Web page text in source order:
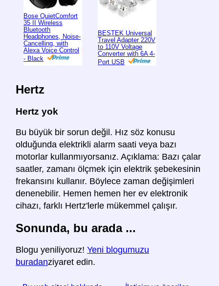
Bose QuietComfort
35 II Wireless
Bluetooth
Headphones, Noise-
Cancelling, with
Alexa Voice Control
- Black
BESTEK Universal
Travel Adapter 220V
to 110V Voltage
Converter with 6A 4-
Port USB
Hertz
Hertz yok
Bu büyük bir sorun değil. Hız söz konusu
olduğunda elektrikli alarm saati veya bazı
motorlar kullanmıyorsanız. Açıklama: Bazı çalar
saatler, zamanı ölçmek için elektrik şebekesinin
frekansını kullanır. Böylece zaman değişimleri
denenebilir. Hemen hemen her ev elektronik
cihazı, farklı Hertz'lerle mükemmel çalışır.
Sonunda, bu arada ...
Blogu yeniliyoruz! Yeni blogumuzu
buradanziyaret edin.